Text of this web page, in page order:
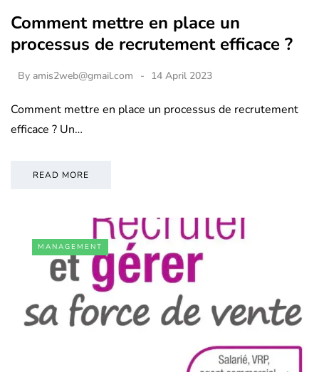
Comment mettre en place un
processus de recrutement efficace ?
By amis2web@gmail.com 14 April 2023
Comment mettre en place un processus de recrutement
efficace ? Un…
READ MORE
MANAGEMENT